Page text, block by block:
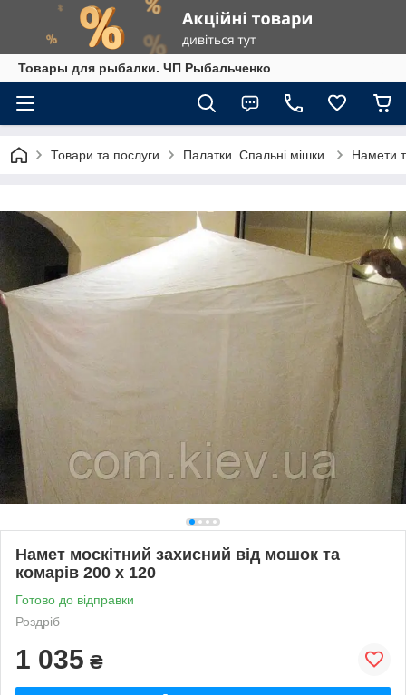
Товары для рыбалки. ЧП Рыбальченко
Товари та послуги Палатки. Спальні мішки. Намети
Намет москітний захисний від мошок та
комарів 200 х 120
Готово до відправки
Роздріб
1 035 ₴